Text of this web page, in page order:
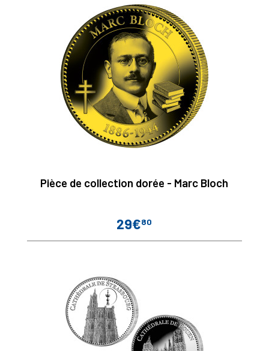
Pièce de collection dorée - Marc Bloch
Prix
29€80